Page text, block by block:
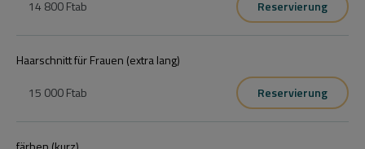
14 800 Ftab Reservierung
Haarschnitt für Frauen (extra lang)
15 000 Ftab Reservierung